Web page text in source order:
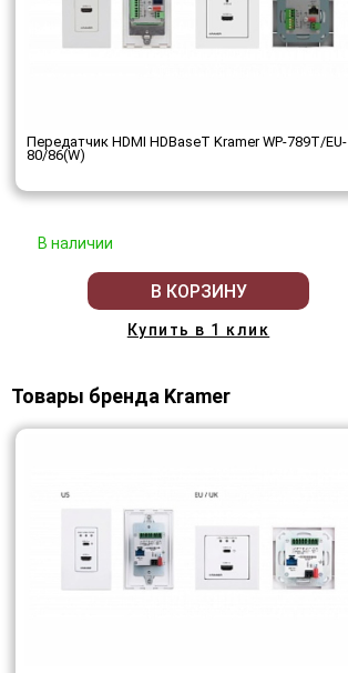
Передатчик HDMI HDBaseT Kramer WP-789T/EU-
80/86(W)
В наличии
В КОРЗИНУ
Купить в 1 клик
Товары бренда Kramer